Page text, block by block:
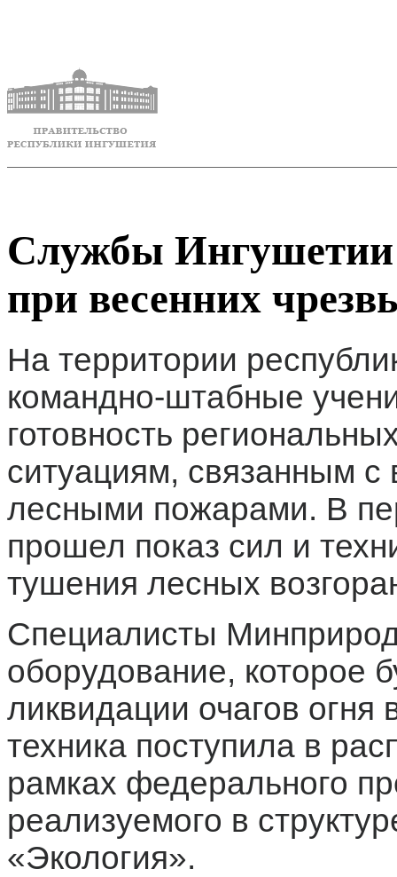
Службы Ингушетии
при весенних
На территории
командно-штабные
готовность
ситуациям, связанным
лесными пожарами. В
прошел показ сил и
тушения лесных
Специалисты
оборудование, которое
ликвидации очагов
техника поступила в
рамках федерального
реализуемого в
«Экология».